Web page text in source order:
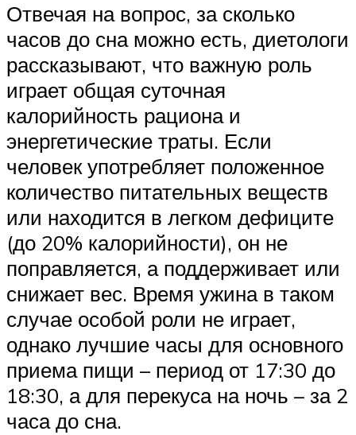
Отвечая на вопрос, за сколько
часов до сна можно есть, диетологи
рассказывают, что важную роль
играет общая суточная
калорийность рациона и
энергетические траты. Если
человек употребляет положенное
количество питательных веществ
или находится в легком дефиците
(до 20% калорийности), он не
поправляется, а поддерживает или
снижает вес. Время ужина в таком
случае особой роли не играет,
однако лучшие часы для основного
приема пищи – период от 17:30 до
18:30, а для перекуса на ночь – за 2
часа до сна.